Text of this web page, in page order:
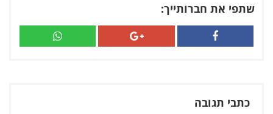
שתפי את חברותייך:
כתבי תגובה